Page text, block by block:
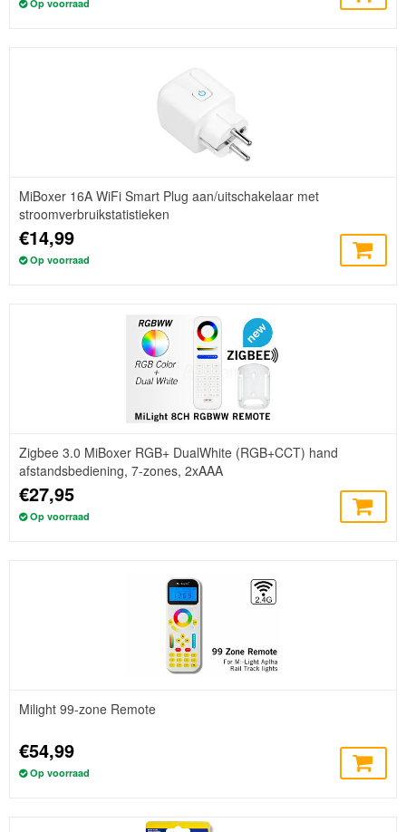
Op voorraad
MiBoxer 16A WiFi Smart Plug aan/uitschakelaar met
stroomverbruikstatistieken
€14,99
Op voorraad
Zigbee 3.0 MiBoxer RGB+ DualWhite (RGB+CCT) hand
afstandsbediening, 7-zones, 2xAAA
€27,95
Op voorraad
Milight 99-zone Remote
€54,99
Op voorraad